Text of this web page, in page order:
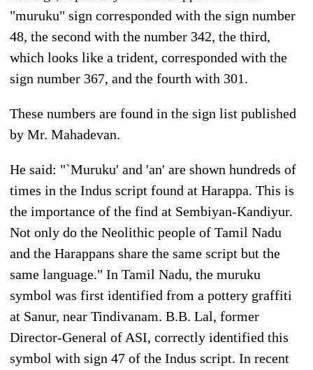
"muruku" sign corresponded with the sign number
48, the second with the number 342, the third,
which looks like a trident, corresponded with the
sign number 367, and the fourth with 301.
These numbers are found in the sign list published
by Mr. Mahadevan.
He said: "`Muruku' and 'an' are shown hundreds of
times in the Indus script found at Harappa. This is
the importance of the find at Sembiyan-Kandiyur.
Not only do the Neolithic people of Tamil Nadu
and the Harappans share the same script but the
same language." In Tamil Nadu, the muruku
symbol was first identified from a pottery graffiti
at Sanur, near Tindivanam. B.B. Lal, former
Director-General of ASI, correctly identified this
symbol with sign 47 of the Indus script. In recent